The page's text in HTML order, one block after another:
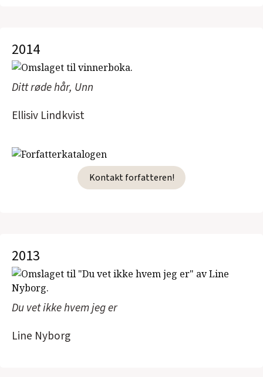
2014
Ditt røde hår, Unn
Ellisiv Lindkvist
Kontakt forfatteren!
2013
Du vet ikke hvem jeg er
Line Nyborg